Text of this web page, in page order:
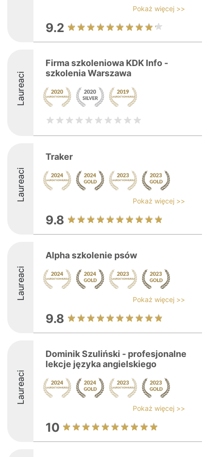
Pokaż więcej >>
9.2
Laureaci
Firma szkoleniowa KDK Info -
szkolenia Warszawa
Laureaci
Traker
Pokaż więcej >>
9.8
Laureaci
Alpha szkolenie psów
Pokaż więcej >>
9.8
Laureaci
Dominik Szuliński - profesjonalne
lekcje języka angielskiego
Pokaż więcej >>
10